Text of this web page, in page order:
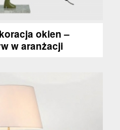
okien –
w aranżacji